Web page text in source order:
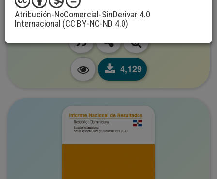
Atribución-NoComercial-SinDerivar 4.0
Internacional (CC BY-NC-ND 4.0)
Edición completa Investigación
4,129